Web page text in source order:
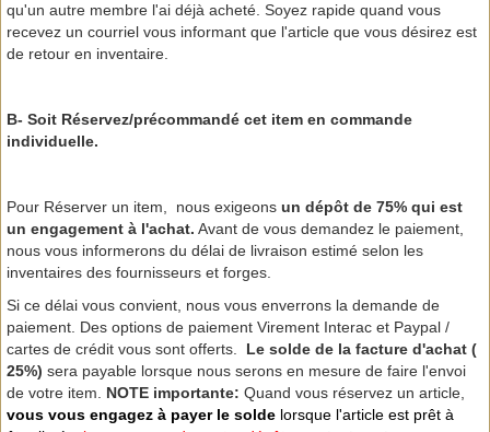
qu'un autre membre l'ai déjà acheté. Soyez rapide quand vous
recevez un courriel vous informant que l'article que vous désirez est
de retour en inventaire.
B- Soit Réservez/précommandé cet item en commande
individuelle.
Pour Réserver un item, nous exigeons un dépôt de 75% qui est
un engagement à l'achat. Avant de vous demandez le paiement,
nous vous informerons du délai de livraison estimé selon les
inventaires des fournisseurs et forges.
Si ce délai vous convient, nous vous enverrons la demande de
paiement. Des options de paiement Virement Interac et Paypal /
cartes de crédit vous sont offerts.
Le solde de la facture d'achat (
25%) sera payable lorsque nous serons en mesure de faire l'envoi
de votre item. NOTE importante: Quand vous réservez un article,
vous vous engagez à payer le solde lorsque l'article est prêt à